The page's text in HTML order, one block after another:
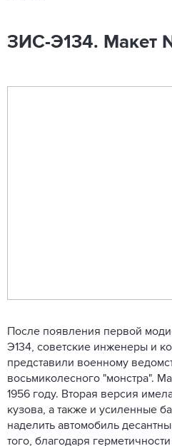
ЗИС-Э134. Макет
После появления первой
Э134, советские инженеры и
представили военному
восьмиколесного "монстра".
1956 году. Вторая версия
кузова, а также и усиленные
наделить автомобиль
того, благодаря